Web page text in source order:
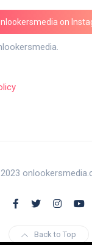
on
Follow on
Back to Top